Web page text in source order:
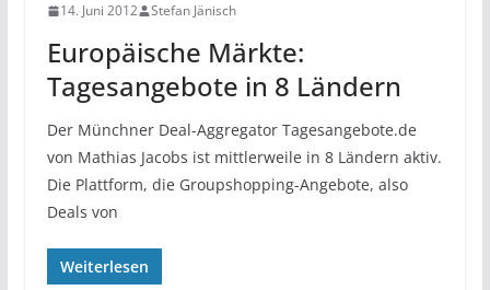
14. Juni 2012 Stefan Jänisch
Europäische Märkte:
Tagesangebote in 8 Ländern
Der Münchner Deal-Aggregator Tagesangebote.de
von Mathias Jacobs ist mittlerweile in 8 Ländern aktiv.
Die Plattform, die Groupshopping-Angebote, also
Deals von
Weiterlesen